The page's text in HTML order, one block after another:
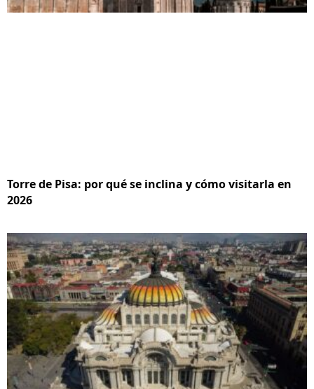
Torre de Pisa: por qué se inclina y cómo visitarla en
2026